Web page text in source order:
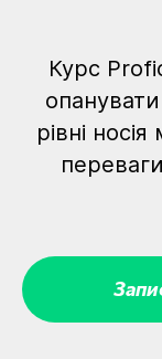
Курс
рівні